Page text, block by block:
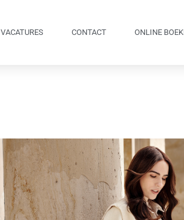
VACATURES CONTACT ONLINE